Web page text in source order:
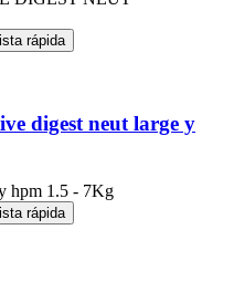
rápida
digest neut large y
rápida